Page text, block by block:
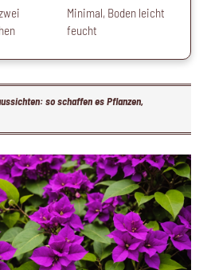
Minimal, Boden leicht
feucht
so schaffen es Pflanzen,